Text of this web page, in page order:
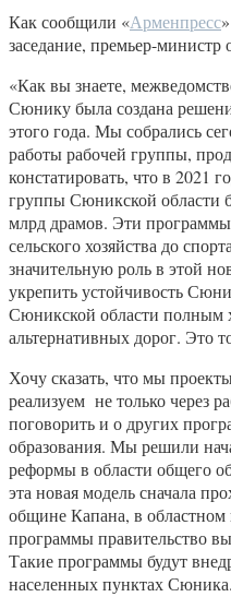
Как сообщили «Арменпресс
заседание, премьер-министр
«Как вы знаете,
Сюнику была создана
этого года. Мы собрались
работы рабочей группы,
констатировать, что в 2021
группы Сюникской области
млрд драмов. Эти
сельского хозяйства до
значительную роль в этой
укрепить устойчивость
Сюникской области полным
альтернативных дорог. Это
Хочу сказать, что мы
реализуем не только через
поговорить и о других
образования. Мы решили
реформы в области общего
эта новая модель сначала
общине Капана, в
программы правительство
Такие программы будут
населенных пунктах Сюника.